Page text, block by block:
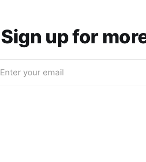
Sign up for
Enter your email